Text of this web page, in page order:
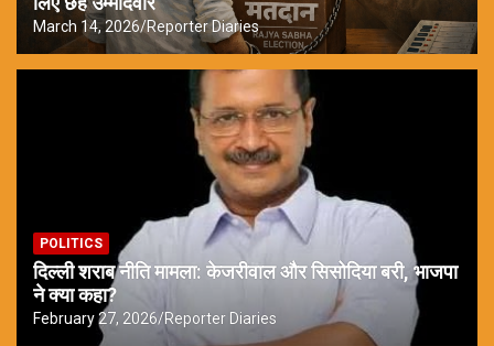
March 14, 2026 Reporter Diaries
POLITICS
दिल्ली शराब नीति मामला: केजरीवाल और सिसोदिया बरी, भाजपा
ने क्या कहा?
February 27, 2026 Reporter Diaries